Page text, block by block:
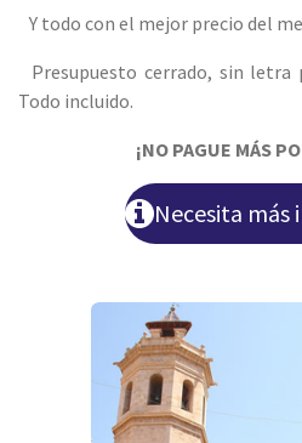
Y todo con el mejor precio del
Presupuesto cerrado, sin letra
Todo incluido.
¡NO PAGUE MÁS
Necesita